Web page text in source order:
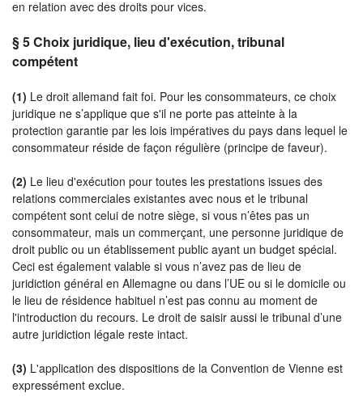
en relation avec des droits pour vices.
§ 5Choix juridique, lieu d'exécution, tribunal
compétent
(1) Le droit allemand fait foi. Pour les consommateurs, ce choix
juridique ne s’applique que s'il ne porte pas atteinte à la
protection garantie par les lois impératives du pays dans lequel le
consommateur réside de façon régulière (principe de faveur).
(2) Le lieu d'exécution pour toutes les prestations issues des
relations commerciales existantes avec nous et le tribunal
compétent sont celui de notre siège, si vous n’êtes pas un
consommateur, mais un commerçant, une personne juridique de
droit public ou un établissement public ayant un budget spécial.
Ceci est également valable si vous n’avez pas de lieu de
juridiction général en Allemagne ou dans l’UE ou si le domicile ou
le lieu de résidence habituel n’est pas connu au moment de
l'introduction du recours. Le droit de saisir aussi le tribunal d’une
autre juridiction légale reste intact.
(3) L'application des dispositions de la Convention de Vienne est
expressément exclue.